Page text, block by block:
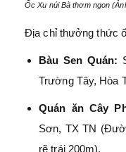
Ốc Xu núi Bà thơm ngon
Địa chỉ thưởng thức
Bàu Sen Quán:
Trường Tây, Hòa
Quán ăn Cây
Sơn, TX TN
rẽ trái 200m).